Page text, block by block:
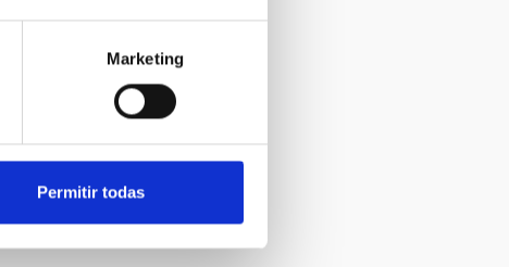
Marketing
Permitir todas